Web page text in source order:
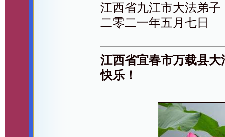
江西省九江市大法弟子
二零二一年五月七日
江西省宜春市万载县
快乐！